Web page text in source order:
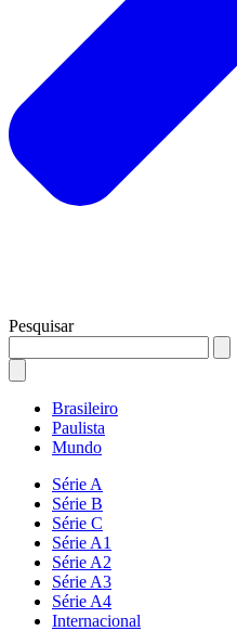
Pesquisar
Brasileiro
Paulista
Mundo
Série A
Série B
Série C
Série A1
Série A2
Série A3
Série A4
Internacional